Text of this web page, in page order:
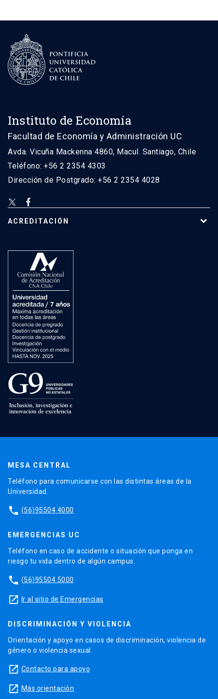
Instituto de Economía
Facultad de Economía y Administración UC
Avda. Vicuña Mackenna 4860, Macul. Santiago, Chile
Teléfono: +56 2 2354 4303
Dirección de Postgrado: +56 2 2354 4028
ACREDITACIÓN
MESA CENTRAL
Teléfono para comunicarse con las distintas áreas de la
Universidad.
phone (56)95504 4000
EMERGENCIAS UC
Teléfono en caso de accidente o situación que ponga en
riesgo tu vida dentro de algún campus.
phone (56)95504 5000
launch Ir al sitio de Emergencias
DISCRIMINACIÓN Y VIOLENCIA
Orientación y apoyo en casos de discriminación, violencia de
género o violencia sexual.
launch Contacto para apoyo
launch Más orientación